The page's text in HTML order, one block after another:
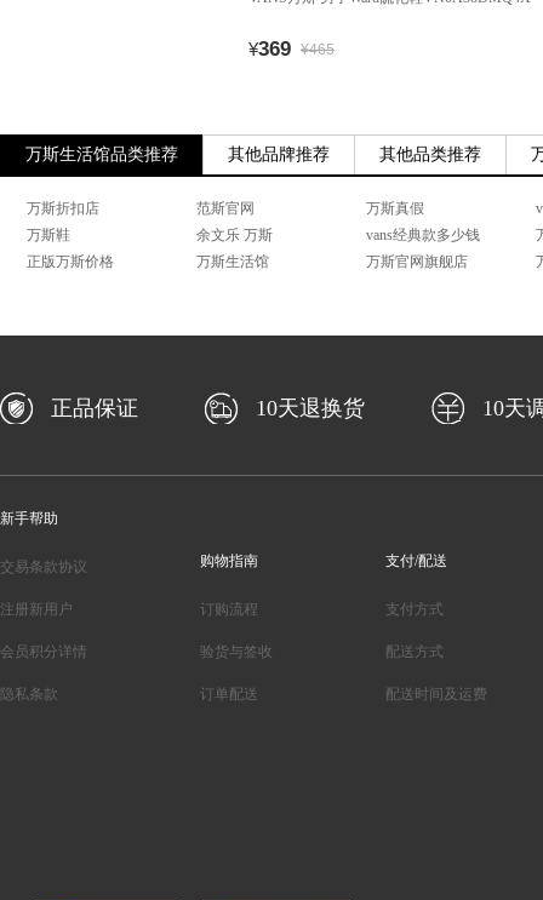
¥369 ¥465
万斯生活馆品类推荐 其他品牌推荐 其他品类推荐
万斯折扣店 范斯官网 万斯真假
万斯鞋
余文乐 万斯 vans经典款多少钱
正版万斯价格
万斯生活馆 万斯官网旗舰店
正品保证 10天退换货 10天
新手帮助
交易条款协议
注册新用户
会员积分详情
隐私条款
购物指南
订购流程
验货与签收
订单配送
支付/配送
支付方式
配送方式
配送时间及运费